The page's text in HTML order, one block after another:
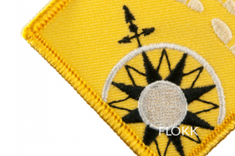
FLOKK